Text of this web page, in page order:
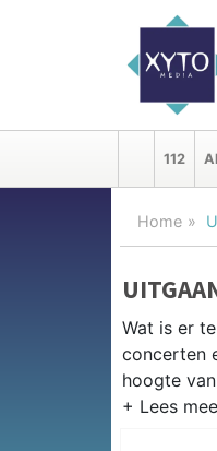
112
Home
Wat is er
concerten
hoogte